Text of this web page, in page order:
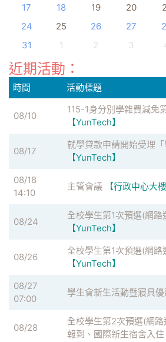
17
18 19 20
24
25 26 27
31
1 2 3
近期活動：
時間 活動標題
08/10
115-1身分別學雜費減免
【YunTech】
08/17
就學貸款申請開始受理
【YunTech】
08/18
14:10
主管會議 【行政中心大
08/24
全校學生第1次預選(網路
【YunTech】
08/26
全校學生第1次預選(網路
【YunTech】
08/27
07:00
學生會新生活動暨寢具
08/28
全校學生第2次預選(網
報到、國際新生宿舍入住